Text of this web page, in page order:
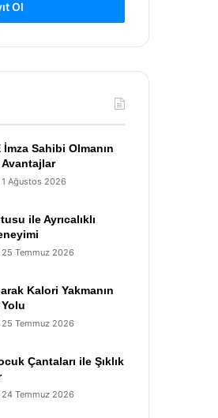
Ol
İmza Sahibi Olmanın
Avantajlar
1 Ağustos 2026
ile Ayrıcalıklı
25 Temmuz 2026
Kalori Yakmanın
25 Temmuz 2026
Çantaları ile Şıklık
24 Temmuz 2026